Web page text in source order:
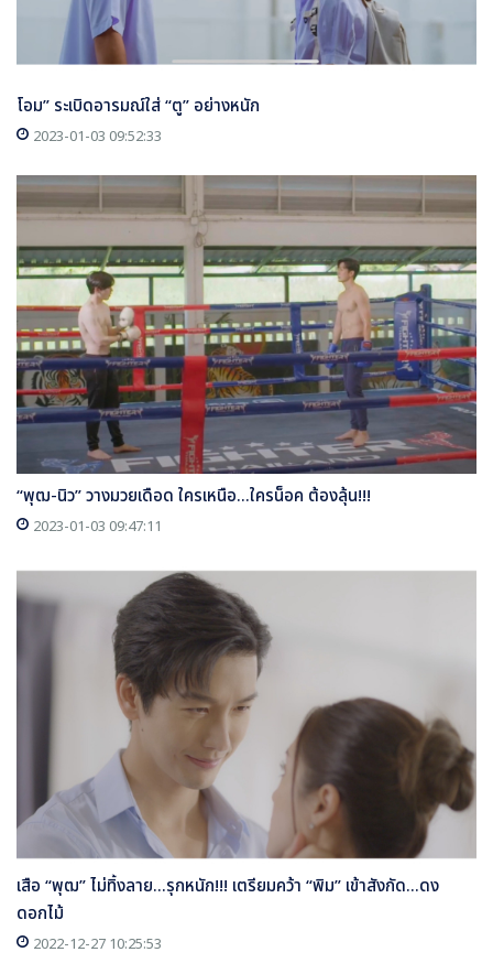
โอม” ระเบิดอารมณ์ใส่ “ตู” อย่างหนัก
2023-01-03 09:52:33
“พุฒ-นิว” วางมวยเดือด ใครเหนือ...ใครน็อค ต้องลุ้น!!!
2023-01-03 09:47:11
เสือ “พุฒ” ไม่ทิ้งลาย...รุกหนัก!!! เตรียมคว้า “พิม” เข้าสังกัด...ดง
ดอกไม้
2022-12-27 10:25:53